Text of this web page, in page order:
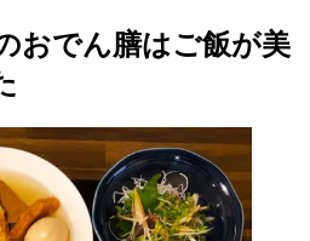
おでん膳はご飯が美